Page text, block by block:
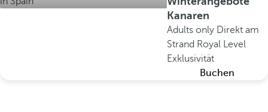
Kanaren
Adults only Direkt am
Strand Royal Level
Exklusivität
Buchen